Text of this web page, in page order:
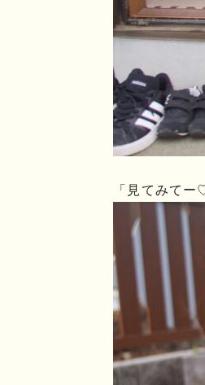
「見てみて